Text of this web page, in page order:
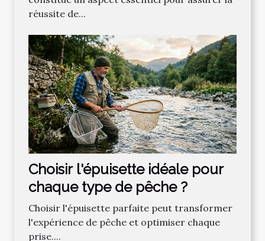
réussite de...
Choisir l'épuisette idéale pour
chaque type de pêche ?
Choisir l'épuisette parfaite peut transformer
l'expérience de pêche et optimiser chaque
prise....